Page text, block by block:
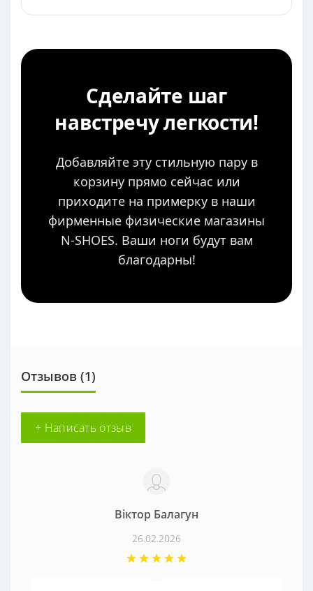
Сделайте шаг
навстречу легкости!
Добавляйте эту стильную пару в
корзину прямо сейчас или
приходите на примерку в наши
фирменные физические магазины
N-SHOES. Ваши ноги будут вам
благодарны!
Отзывов (1)
+ Написать отзыв
Віктор Балагун
26.02.2026